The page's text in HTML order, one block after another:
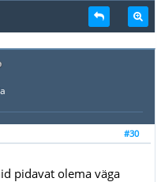
#30
pidavat olema väga